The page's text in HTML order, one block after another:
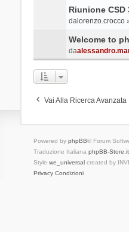
Riunione CSD
dalorenzo.crocco
Welcome to
da
Vai Alla Ricerca Avanzata
Powered by phpBB® Forum
Traduzione Italiana phpBB-Store.it
Style we_universalcreated by
Privacy Condizioni